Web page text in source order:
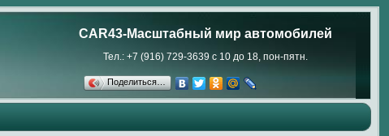
CAR43-Масштабный мир автомобилей
Тел.: +7 (916) 729-3639 с 10 до 18, пон-пятн.
Поделиться…